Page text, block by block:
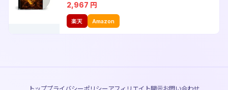
2,967 円
楽天 Amazon